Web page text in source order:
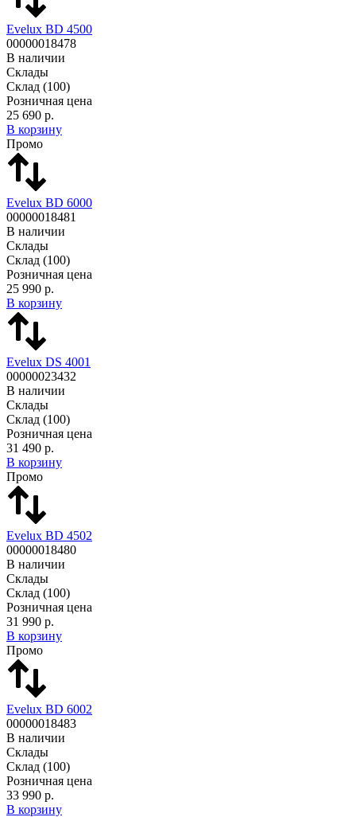
Evelux BD 4500
00000018478
В наличии
Склады
Склад (100)
Розничная цена
25 690 р.
В корзину
Промо
Evelux BD 6000
00000018481
В наличии
Склады
Склад (100)
Розничная цена
25 990 р.
В корзину
Evelux DS 4001
00000023432
В наличии
Склады
Склад (100)
Розничная цена
31 490 р.
В корзину
Промо
Evelux BD 4502
00000018480
В наличии
Склады
Склад (100)
Розничная цена
31 990 р.
В корзину
Промо
Evelux BD 6002
00000018483
В наличии
Склады
Склад (100)
Розничная цена
33 990 р.
В корзину